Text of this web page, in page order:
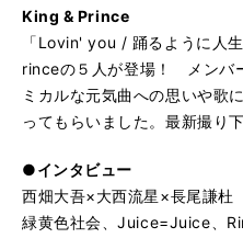
King & Prince
「Lovin' you / 踊るように人
rinceの５人が登場！ メンバ
ミカルな元気曲への思いや歌
ってもらいました。最新撮り
●インタビュー
西畑大吾×大西流星×長尾謙杜
緑黄色社会、Juice=Juice、